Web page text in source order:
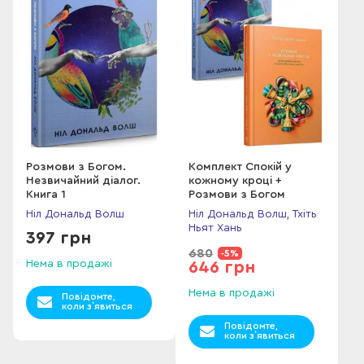
Розмови з Богом.
Незвичайний діалог.
Книга 1
Ніл Дональд Волш
397 грн
Нема в продажі
Повідомте,
коли з`явиться
Комплект Спокій у
кожному кроці +
Розмови з Богом
Ніл Дональд Волш, Тхіть
Ньят Хань
680 -5%
646 грн
Нема в продажі
Повідомте,
коли з`явиться